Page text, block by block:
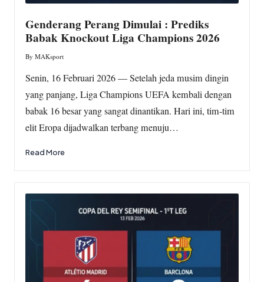
Genderang Perang Dimulai : Prediks
Babak Knockout Liga Champions 2026
Posted
by
By MAKsport
Senin, 16 Februari 2026 — Setelah jeda musim dingin
yang panjang, Liga Champions UEFA kembali dengan
babak 16 besar yang sangat dinantikan. Hari ini, tim-tim
elit Eropa dijadwalkan terbang menuju…
Read More